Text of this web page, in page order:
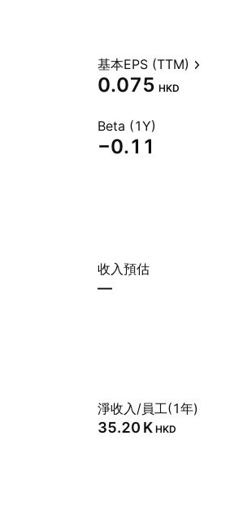
基本EPS (TTM)
0.075 HKD
Beta (1Y)
−0.11
收入預估
—
淨收入/員工(1年)
‪35.20 K‬ HKD